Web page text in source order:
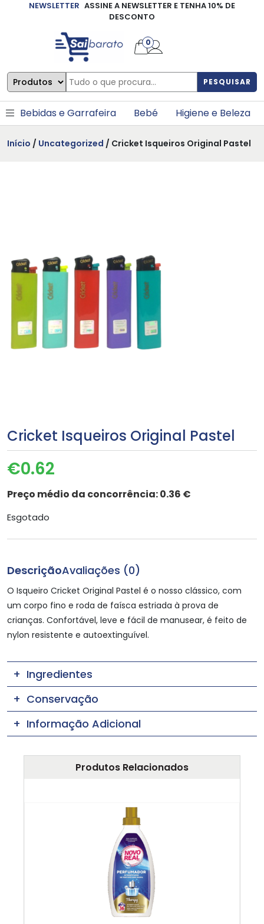
NEWSLETTER ASSINE A NEWSLETTER E TENHA 10% DE
DESCONTO
PESQUISAR
0
Bebidas e Garrafeira Bebé Higiene e Beleza
Início / Uncategorized / Cricket Isqueiros Original Pastel
Cricket Isqueiros Original Pastel
€0.62
Preço médio da concorrência:0.36 €
Esgotado
DescriçãoAvaliações (0)
O Isqueiro Cricket Original Pastel é o nosso clássico, com
um corpo fino e roda de faísca estriada à prova de
crianças. Confortável, leve e fácil de manusear, é feito de
nylon resistente e autoextinguível.
Ingredientes
Conservação
Informação Adicional
Produtos Relacionados